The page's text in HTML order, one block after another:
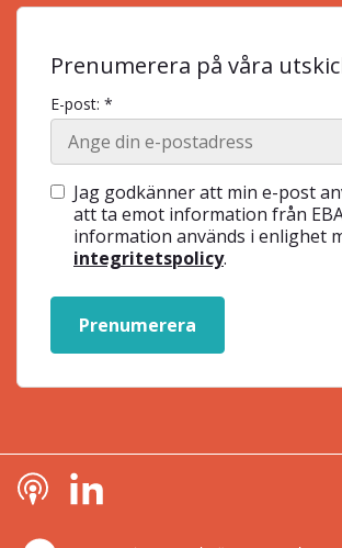
Prenumerera på våra
E-post: *
Jag godkänner att min e-post
att ta emot information från
information används i enlighet
integritetspolicy.
Prenumerera